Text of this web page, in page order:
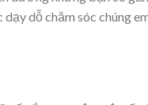
dỗ chăm sóc chúng